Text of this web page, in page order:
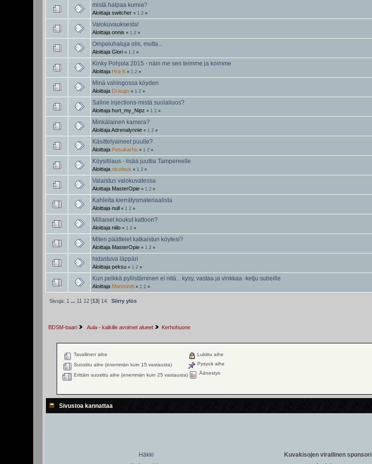
mistä halpaa kumia?
Aloittajaswitcher « 1 2 »
Valokuvauksesta!
Aloittajaonnis « 1 2 »
Ompeluhaluja olis, mutta...
AloittajaGlori « 1 2 »
Kinky Pohjola 2015 - näin me sen teimme ja koimme
Aloittaja Hra K « 1 2 »
Minä vahingossa köyden
Aloittaja Draugo « 1 2 »
Saline injections-mistä suolaliuos?
Aloittajahurt_my_Nipz « 1 2 »
Minkälainen kamera?
AloittajaAdrenalynnie « 1 2 »
Käsittelyaineet puulle?
Aloittaja Pesukarhu « 1 2 »
Köysitilaus - lisää juuttia Tampereelle
Aloittajanicolaus « 1 2 »
Valaistus valokuvatessa
Aloittaja MasterOpie « 1 2 »
Kahleita kierrätysmateriaalista
Aloittajanull « 1 2 »
Millaiset koukut kattoon?
Aloittajaniilo « 1 2 »
Miten päättelet katkaistun köytesi?
Aloittaja MasterOpie « 1 2 »
hidastuva läppäri
Aloittajapeksu « 1 2 »
Kun pelkkä pyllistäminen ei riitä... kysy, vastaa ja vinkkaa -ketju subeille
Aloittaja Marimintti « 1 2 »
Sivuja: 1 ... 11 12 [13] 14 Siirry ylös
BDSM-baari Aula - kaikille avoimet alueet Kerhohuone
Tavallinen aihe
Suosittu aihe (enemmän kuin 15 vastausta)
Erittäin suosittu aihe (enemmän kuin 25 vastausta)
Lukittu aihe
Pysyvä aihe
Äänestys
Sivustoa kannattaa
Häkki Kuvakisojen virallinen sponsori